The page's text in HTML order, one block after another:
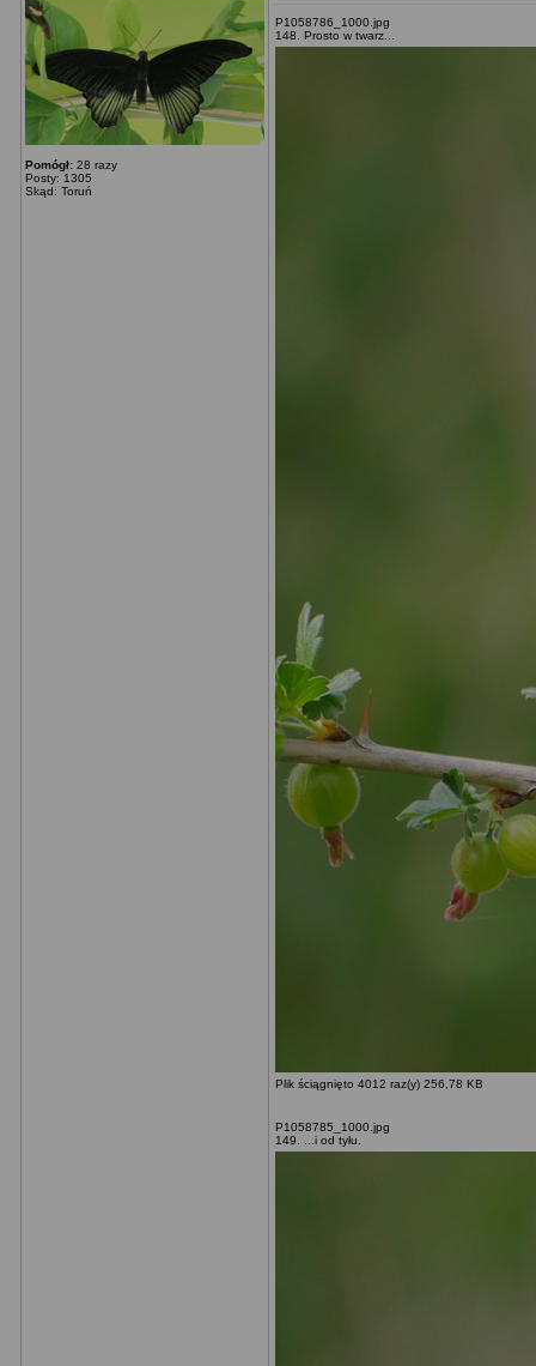
Pomógł: 28 razy
Posty: 1305
Skąd: Toruń
P1058786_1000.jpg
148. Prosto w twarz...
Plik ściągnięto 4012 raz(y) 256,78 KB
P1058785_1000.jpg
149. ...i od tyłu.